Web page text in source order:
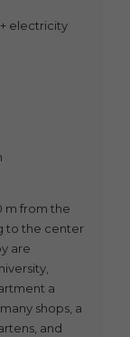
electricity
m from the
to the center
are
a
shops, a
and